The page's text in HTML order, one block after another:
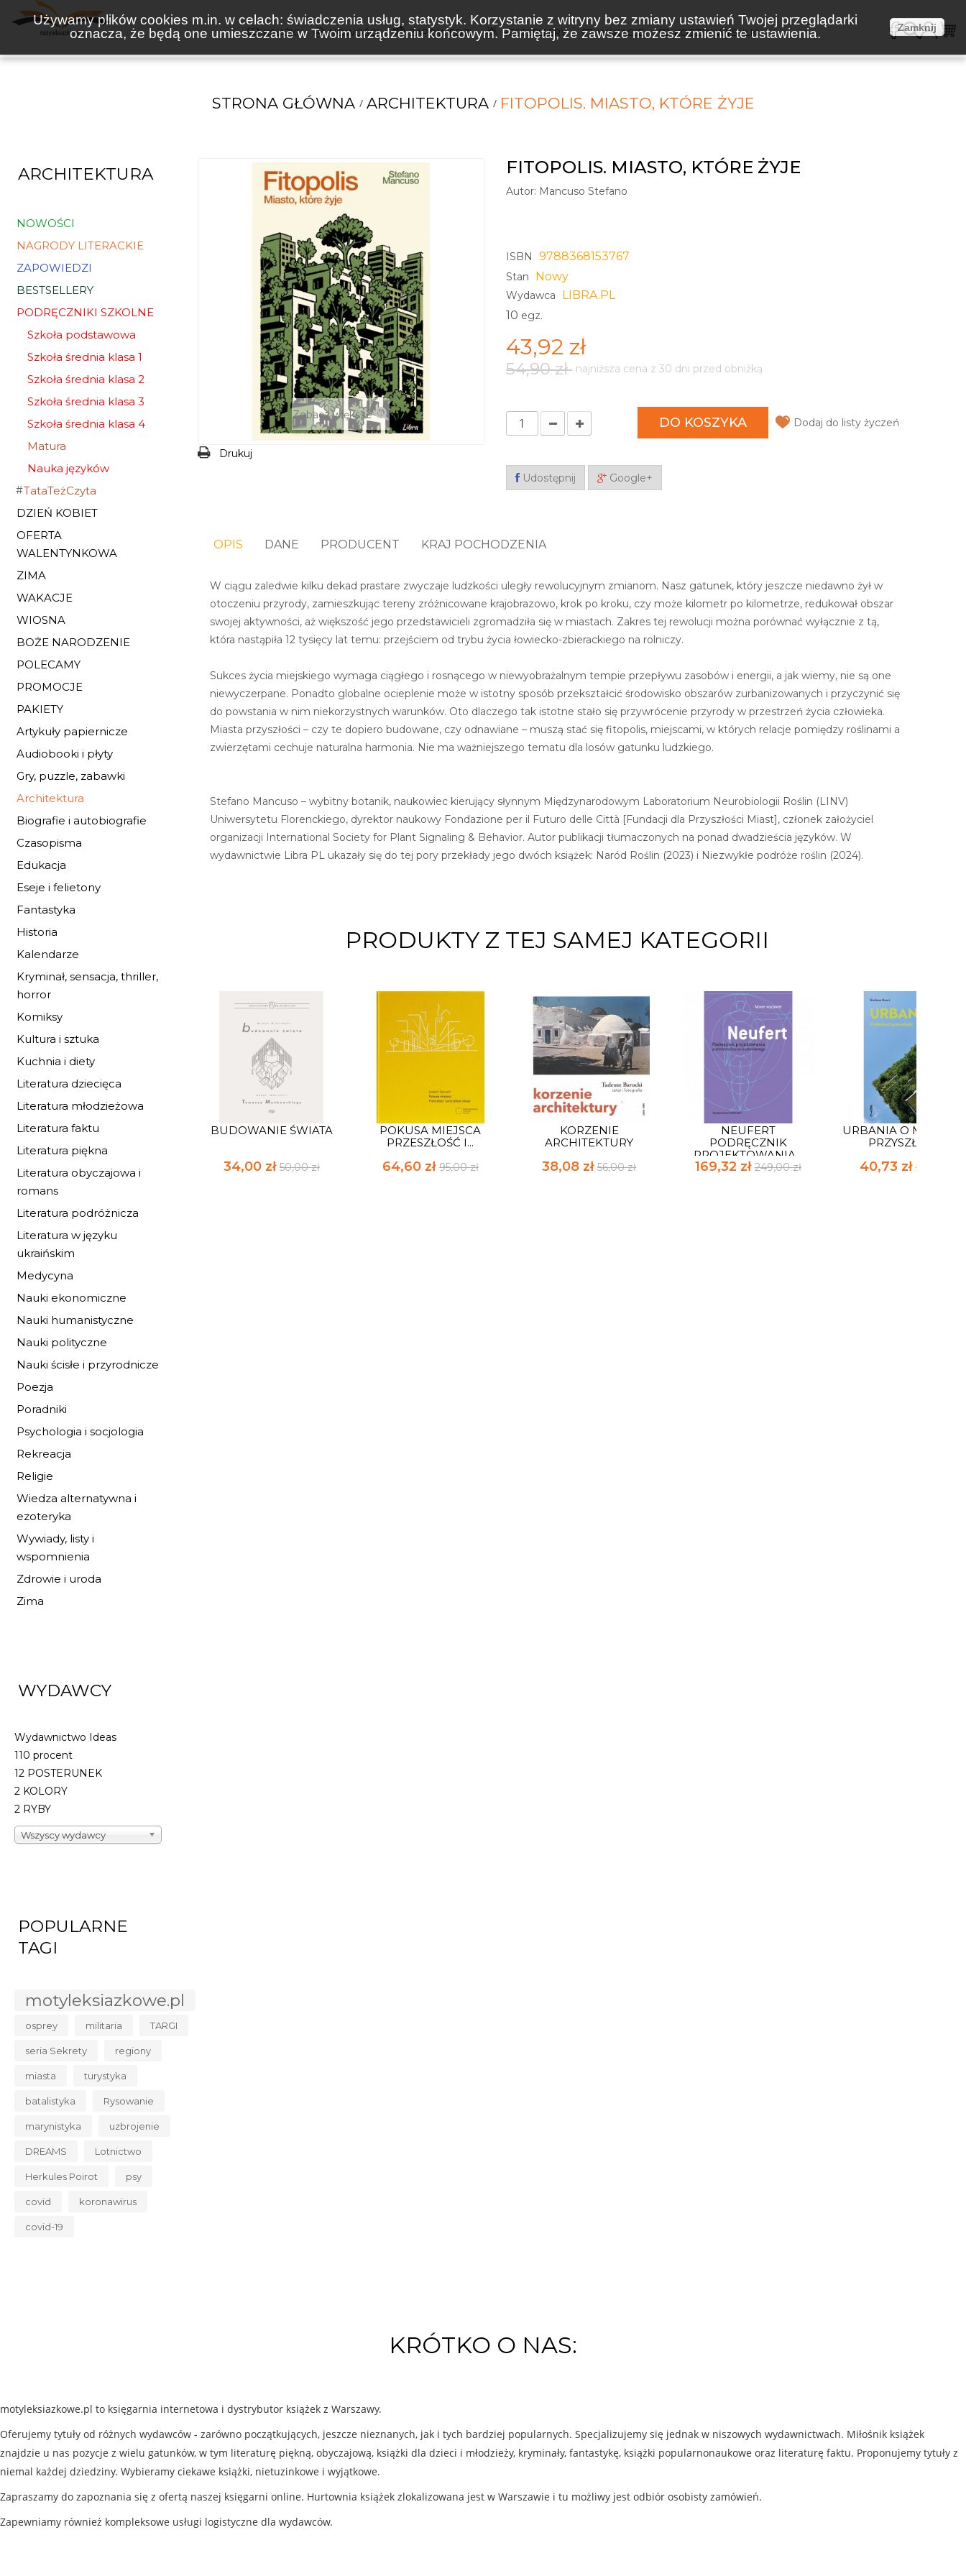
Używamy plików cookies m.in. w celach: świadczenia usług, statystyk. Korzystanie z witryny bez zmiany ustawień Twojej przeglądarki
oznacza, że będą one umieszczane w Twoim urządzeniu końcowym. Pamiętaj, że zawsze możesz zmienić te ustawienia.
Zamknij
KSIĄŻKI NOWOŚCI ZAPOWIEDZI BESTSELLERY WAKACJE KOSZTY WYSYŁKI
STRONA GŁÓWNA ARCHITEKTURA FITOPOLIS. MIASTO, KTÓRE ŻYJE
ARCHITEKTURA
NOWOŚCI
NAGRODY LITERACKIE
ZAPOWIEDZI
BESTSELLERY
PODRĘCZNIKI SZKOLNE
Szkoła podstawowa
Szkoła średnia klasa 1
Szkoła średnia klasa 2
Szkoła średnia klasa 3
Szkoła średnia klasa 4
Matura
Nauka języków
TataTeżCzyta
DZIEŃ KOBIET
OFERTA
WALENTYNKOWA
ZIMA
WAKACJE
WIOSNA
BOŻE NARODZENIE
POLECAMY
PROMOCJE
PAKIETY
Artykuły papiernicze
Audiobooki i płyty
Gry, puzzle, zabawki
Architektura
Biografie i autobiografie
Czasopisma
Edukacja
Eseje i felietony
Fantastyka
Historia
Kalendarze
Kryminał, sensacja, thriller,
horror
Komiksy
Kultura i sztuka
Kuchnia i diety
Literatura dziecięca
Literatura młodzieżowa
Literatura faktu
Literatura piękna
Literatura obyczajowa i
romans
Literatura podróżnicza
Literatura w języku
ukraińskim
Medycyna
Nauki ekonomiczne
Nauki humanistyczne
Nauki polityczne
Nauki ścisłe i przyrodnicze
Poezja
Poradniki
Psychologia i socjologia
Rekreacja
Religie
Wiedza alternatywna i
ezoteryka
Wywiady, listy i
wspomnienia
Zdrowie i uroda
Zima
WYDAWCY
Wydawnictwo Ideas
110 procent
12 POSTERUNEK
2 KOLORY
2 RYBY
Wszyscy wydawcy
POPULARNE
TAGI
motyleksiazkowe.pl
osprey militaria TARGI
seria Sekrety regiony
miasta turystyka
batalistyka Rysowanie
marynistyka uzbrojenie
DREAMS Lotnictwo
Herkules Poirot psy
covid koronawirus
covid-19
Zobacz większe
Drukuj
FITOPOLIS. MIASTO, KTÓRE ŻYJE
Autor: Mancuso Stefano
ISBN 9788368153767
Stan Nowy
Wydawca
LIBRA.PL
10 egz.
43,92 zł
54,90 zł najniższa cena z 30 dni przed obniżką
DO KOSZYKA Dodaj do listy życzeń
Udostępnij Google+
OPIS DANE PRODUCENT KRAJ POCHODZENIA
W ciągu zaledwie kilku dekad prastare zwyczaje ludzkości uległy rewolucyjnym zmianom. Nasz gatunek, który jeszcze niedawno żył w
otoczeniu przyrody, zamieszkując tereny zróżnicowane krajobrazowo, krok po kroku, czy może kilometr po kilometrze, redukował obszar
swojej aktywności, aż większość jego przedstawicieli zgromadziła się w miastach. Zakres tej rewolucji można porównać wyłącznie z tą,
która nastąpiła 12 tysięcy lat temu: przejściem od trybu życia łowiecko-zbierackiego na rolniczy.
Sukces życia miejskiego wymaga ciągłego i rosnącego w niewyobrażalnym tempie przepływu zasobów i energii, a jak wiemy, nie są one
niewyczerpane. Ponadto globalne ocieplenie może w istotny sposób przekształcić środowisko obszarów zurbanizowanych i przyczynić się
do powstania w nim niekorzystnych warunków. Oto dlaczego tak istotne stało się przywrócenie przyrody w przestrzeń życia człowieka.
Miasta przyszłości – czy te dopiero budowane, czy odnawiane – muszą stać się fitopolis, miejscami, w których relacje pomiędzy roślinami a
zwierzętami cechuje naturalna harmonia. Nie ma ważniejszego tematu dla losów gatunku ludzkiego.
Stefano Mancuso – wybitny botanik, naukowiec kierujący słynnym Międzynarodowym Laboratorium Neurobiologii Roślin (LINV)
Uniwersytetu Florenckiego, dyrektor naukowy Fondazione per il Futuro delle Città [Fundacji dla Przyszłości Miast], członek założyciel
organizacji International Society for Plant Signaling & Behavior. Autor publikacji tłumaczonych na ponad dwadzieścia języków. W
wydawnictwie Libra PL ukazały się do tej pory przekłady jego dwóch książek: Naród Roślin (2023) i Niezwykłe podróże roślin (2024).
PRODUKTY Z TEJ SAMEJ KATEGORII
BUDOWANIE ŚWIATA
34,00 zł 50,00 zł
POKUSA MIEJSCA
PRZESZŁOŚĆ I...
64,60 zł 95,00 zł
KORZENIE
ARCHITEKTURY
38,08 zł56,00 zł
NEUFERT
PODRĘCZNIK
PROJEKTOWANIA...
169,32 zł 249,00 zł
URBANIA O
PRZYSZŁOŚCI
40,73 zł 59,90 zł
KRÓTKO O NAS:
motyleksiazkowe.pl to księgarnia internetowa i dystrybutor książek z Warszawy.
Oferujemy tytuły od różnych wydawców - zarówno początkujących, jeszcze nieznanych, jak i tych bardziej popularnych. Specjalizujemy się jednak w niszowych wydawnictwach. Miłośnik książek
znajdzie u nas pozycje z wielu gatunków, w tym literaturę piękną, obyczajową, książki dla dzieci i młodzieży, kryminały, fantastykę, książki popularnonaukowe oraz literaturę faktu. Proponujemy tytuły z
niemal każdej dziedziny. Wybieramy ciekawe książki, nietuzinkowe i wyjątkowe.
Zapraszamy do zapoznania się z ofertą naszej księgarni online. Hurtownia książek zlokalizowana jest w Warszawie i tu możliwy jest odbiór osobisty zamówień.
Zapewniamy również kompleksowe usługi logistyczne dla wydawców.